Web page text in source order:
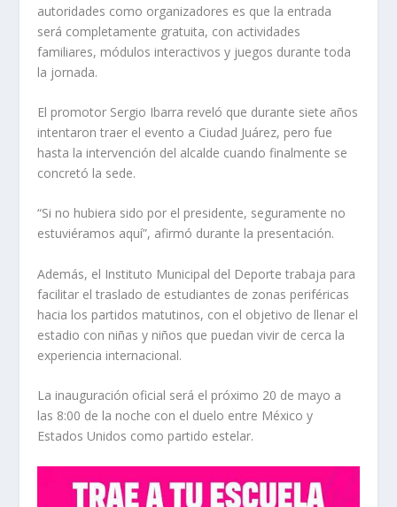
autoridades como organizadores es que la entrada
será completamente gratuita, con actividades
familiares, módulos interactivos y juegos durante toda
la jornada.
El promotor Sergio Ibarra reveló que durante siete años
intentaron traer el evento a Ciudad Juárez, pero fue
hasta la intervención del alcalde cuando finalmente se
concretó la sede.
“Si no hubiera sido por el presidente, seguramente no
estuviéramos aquí”, afirmó durante la presentación.
Además, el Instituto Municipal del Deporte trabaja para
facilitar el traslado de estudiantes de zonas periféricas
hacia los partidos matutinos, con el objetivo de llenar el
estadio con niñas y niños que puedan vivir de cerca la
experiencia internacional.
La inauguración oficial será el próximo 20 de mayo a
las 8:00 de la noche con el duelo entre México y
Estados Unidos como partido estelar.